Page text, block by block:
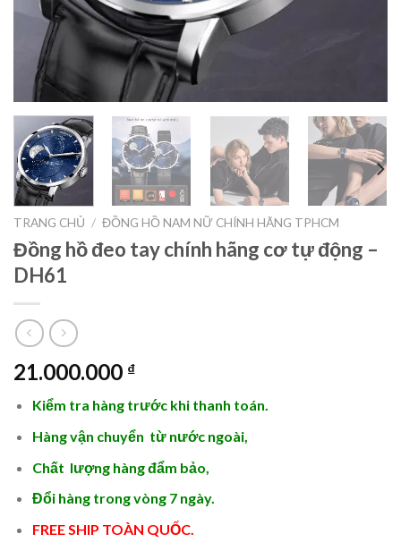
TRANG CHỦ / ĐỒNG HỒ NAM NỮ CHÍNH HÃNG TPHCM
Đồng hồ đeo tay chính hãng cơ tự động –
DH61
21.000.000 ₫
Kiểm tra hàng trước khi thanh toán.
Hàng vận chuyển từ nước ngoài,
Chất lượng hàng đẩm bảo,
Đổi hàng trong vòng 7 ngày.
FREE SHIP TOÀN QUỐC.